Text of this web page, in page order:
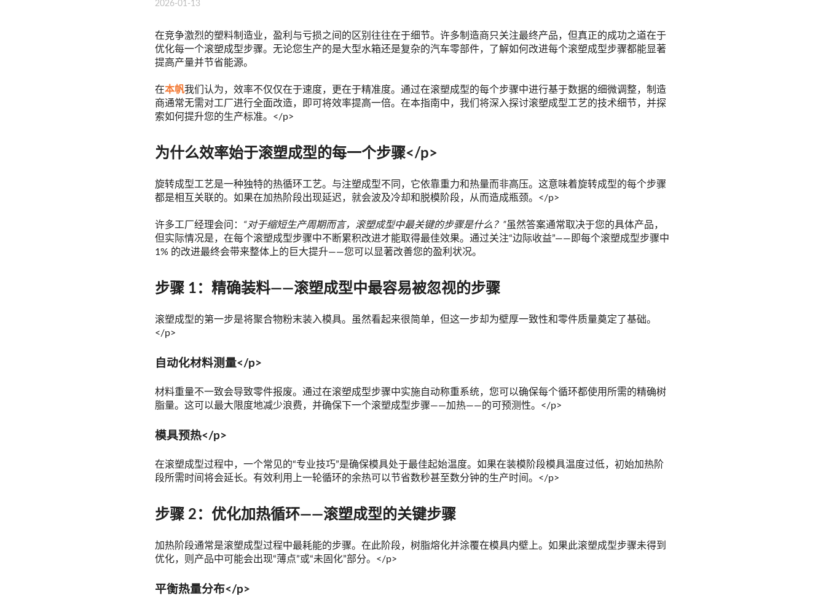
2026-01-13
在竞争激烈的塑料制造业，盈利与亏损之间的区别往往在于细节。许多制造商只关注最终产品，但真正的成功之道在于
优化每一个滚塑成型步骤。无论您生产的是大型水箱还是复杂的汽车零部件，了解如何改进每个滚塑成型步骤都能显著
提高产量并节省能源。
在本帆我们认为，效率不仅仅在于速度，更在于精准度。通过在滚塑成型的每个步骤中进行基于数据的细微调整，制造
商通常无需对工厂进行全面改造，即可将效率提高一倍。在本指南中，我们将深入探讨滚塑成型工艺的技术细节，并探
索如何提升您的生产标准。</p>
为什么效率始于滚塑成型的每一个步骤</p>
旋转成型工艺是一种独特的热循环工艺。与注塑成型不同，它依靠重力和热量而非高压。这意味着旋转成型的每个步骤
都是相互关联的。如果在加热阶段出现延迟，就会波及冷却和脱模阶段，从而造成瓶颈。</p>
许多工厂经理会问： “对于缩短生产周期而言，滚塑成型中最关键的步骤是什么？”虽然答案通常取决于您的具体产品，
但实际情况是，在每个滚塑成型步骤中不断累积改进才能取得最佳效果。通过关注“边际收益”——即每个滚塑成型步骤中
1% 的改进最终会带来整体上的巨大提升——您可以显著改善您的盈利状况。
步骤 1：精确装料——滚塑成型中最容易被忽视的步骤
滚塑成型的第一步是将聚合物粉末装入模具。虽然看起来很简单，但这一步却为壁厚一致性和零件质量奠定了基础。
</p>
自动化材料测量</p>
材料重量不一致会导致零件报废。通过在滚塑成型步骤中实施自动称重系统，您可以确保每个循环都使用所需的精确树
脂量。这可以最大限度地减少浪费，并确保下一个滚塑成型步骤——加热——的可预测性。</p>
模具预热</p>
在滚塑成型过程中，一个常见的“专业技巧”是确保模具处于最佳起始温度。如果在装模阶段模具温度过低，初始加热阶
段所需时间将会延长。有效利用上一轮循环的余热可以节省数秒甚至数分钟的生产时间。</p>
步骤 2：优化加热循环——滚塑成型的关键步骤
加热阶段通常是滚塑成型过程中最耗能的步骤。在此阶段，树脂熔化并涂覆在模具内壁上。如果此滚塑成型步骤未得到
优化，则产品中可能会出现“薄点”或“未固化”部分。</p>
平衡热量分布</p>